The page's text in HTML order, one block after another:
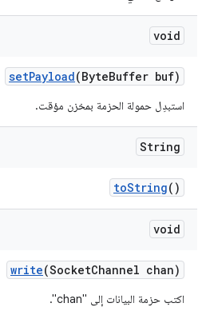
void
setPayload(ByteBuffer buf)
استبدِل حمولة الحزمة بمخزن مؤقت.
String
toString()
void
write(SocketChannel chan)
اكتب حزمة البيانات إلى "chan".